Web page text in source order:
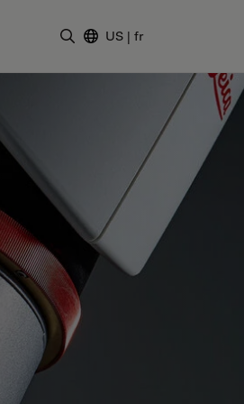
US | fr